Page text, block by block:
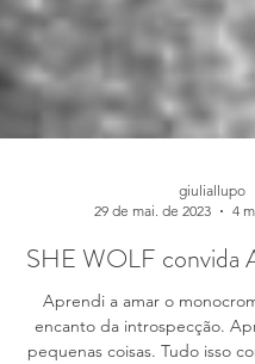
29 de mai. de 2023
4
SHE WOLF convida
Aprendi a amar o